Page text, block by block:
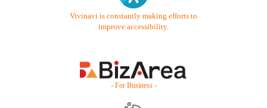
Vivinavi is constantly making efforts to
improve accessibility.
- For Business -